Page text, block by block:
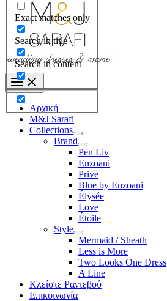
Exact matches only
Search in title
Search in content
Αρχική
M&J Sarafi
Collections
Brand
Pen Liv
Enzoani
Prive
Blue by Enzoani
Élysée
Love
Étoile
Style
Mermaid / Sheath
Less is More
Two Looks One Dress
A Line
Κλείστε Ραντεβού
Επικοινωνία